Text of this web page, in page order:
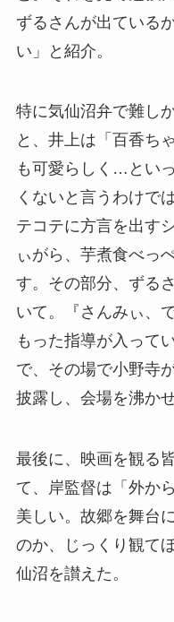
ずるさんが出ている
い」と紹介。
特に気仙沼弁で難し
と、井上は「百香ち
も可愛らしく…とい
くないと言うわけで
テコテに方言を出す
ぃがら、芋煮食べっ
す。その部分、ずる
いて。『さんみぃ、
もった指導が入って
で、その場で小野寺
披露し、会場を沸かせ
最後に、映画を観る
て、岸監督は「外か
美しい。故郷を舞台
のか、じっくり観て
仙沼を讃えた。